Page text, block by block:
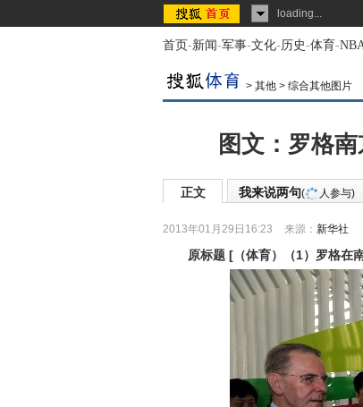
loading...
首页-新闻-军事-文化-历史-体育-
> 其他 > 综合其他图片
图文：罗格
正文 我来说两句( 人参与)
2013年01月29日16:23 来源： 新华社
原标题 [ （体育）（1）罗格在